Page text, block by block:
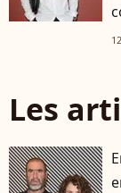
Les